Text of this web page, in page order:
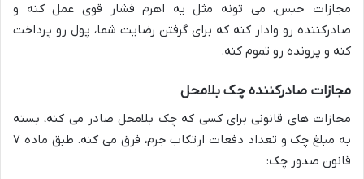
مجازات حبس، می تونه مثل یه اهرم فشار قوی عمل کنه و
صادرکننده رو وادار کنه که برای گرفتن رضایت شما، پول رو پرداخت
کنه و پرونده رو تموم کنه.
مجازات صادرکننده چک بلامحل
مجازات های قانونی برای کسی که چک بلامحل صادر می کنه، بسته
به مبلغ چک و تعداد دفعات ارتکاب جرم، فرق می کنه. طبق ماده ۷
قانون صدور چک: